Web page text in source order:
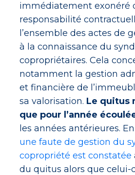
immédiatement exonéré
responsabilité
l’ensemble des actes de
à la connaissance du
copropriétaires. Cela
notamment la gestion
et financière de
sa valorisation. Le quitus
que pour l’année
les années antérieures.
une faute de gestion du
copropriété est constatée
du quitus alors que celui-